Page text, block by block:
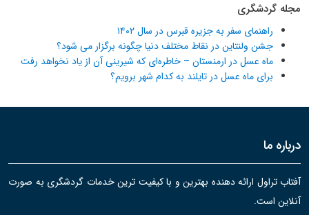
مجله گردشگری
راهنمای سفر به جزیره قبرس در سال ۱۴۰۲
جشن ولنتاین در نقاط مختلف دنیا چگونه برگزار می شود؟
ماه عسل در ارمنستان – خاطره‌ای که شیرینی آن از یاد نخواهد رفت
برای ماه عسل در تایلند به کدام شهر برویم؟
درباره ما
آفتاب تراول ارائه دهنده بهترین و با کیفیت ترین خدمات گردشگری به صورت
آنلاین است.